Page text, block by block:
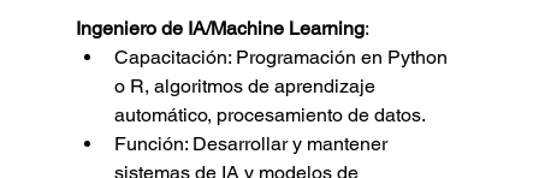
Ingeniero de IA/Machine Learning:
Capacitación: Programación en Python
o R, algoritmos de aprendizaje
automático, procesamiento de datos.
Función: Desarrollar y mantener
sistemas de IA y modelos de